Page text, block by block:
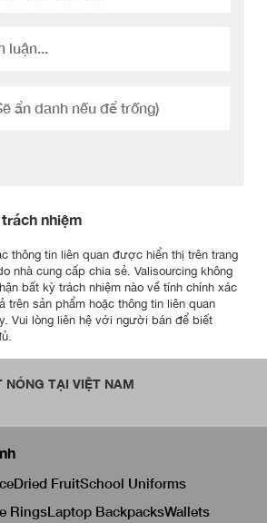
nhiệm
thông tin liên quan được hiển thị trên trang
nhà cung cấp chia sẻ. Valisourcing không
bất kỳ trách nhiệm nào về tính chính xác
trên sản phẩm hoặc thông tin liên quan
Vui lòng liên hệ với người bán để biết
NÓNG TẠI VIỆT NAM
Dried FruitSchool Uniforms
RingsLaptop BackpacksWallets